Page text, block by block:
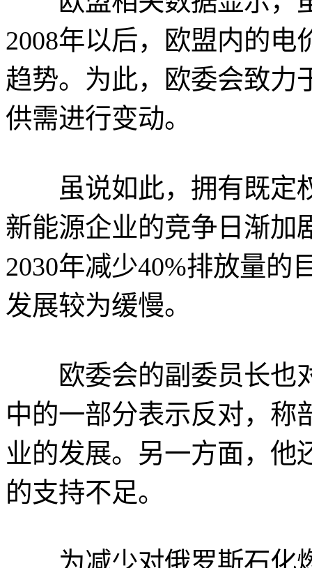
2008年以后，欧盟内的电
趋势。为此，欧委会致力
供需进行变动。
虽说如此，拥有既定
新能源企业的竞争日渐加
2030年减少40%排放量的
发展较为缓慢。
欧委会的副委员长也
中的一部分表示反对，称
业的发展。另一方面，他
的支持不足。